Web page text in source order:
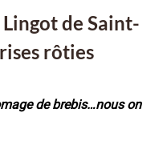
de Saint-
rôties
de brebis…nous on